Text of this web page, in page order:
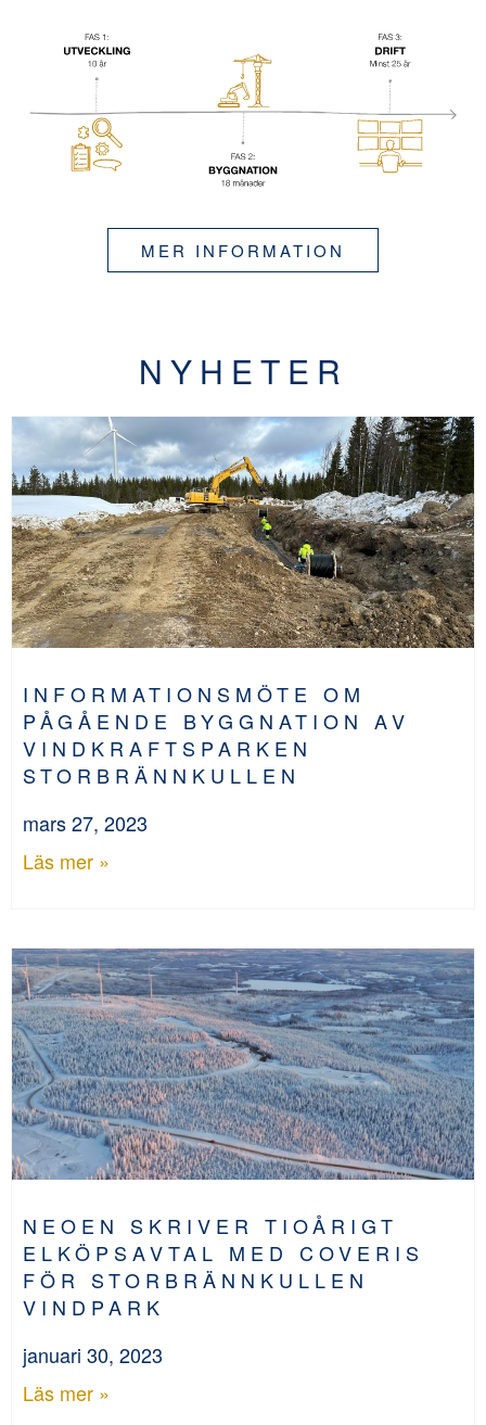
MER INFORMATION
NYHETER
INFORMATIONSMÖTE OM
PÅGÅENDE BYGGNATION AV
VINDKRAFTSPARKEN
STORBRÄNNKULLEN
mars 27, 2023
Läs mer »
NEOEN SKRIVER TIOÅRIGT
ELKÖPSAVTAL MED COVERIS
FÖR STORBRÄNNKULLEN
VINDPARK
januari 30, 2023
Läs mer »